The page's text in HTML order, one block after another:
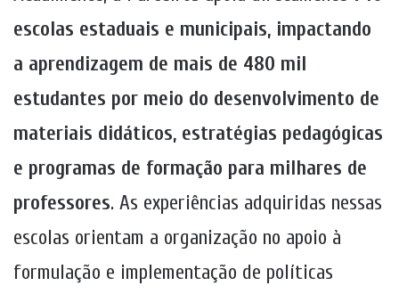
escolas estaduais e municipais, impactando
a aprendizagem de mais de 480 mil
estudantes por meio do desenvolvimento de
materiais didáticos, estratégias pedagógicas
e programas de formação para milhares de
professores. As experiências adquiridas nessas
escolas orientam a organização no apoio à
formulação e implementação de políticas